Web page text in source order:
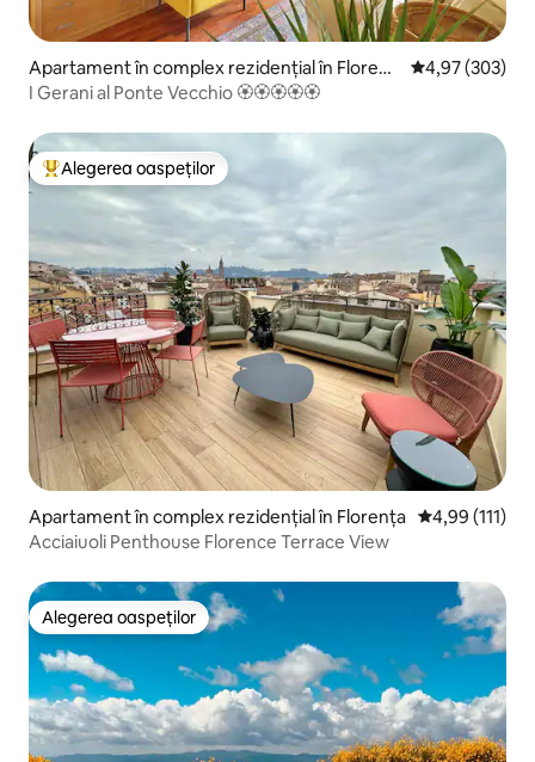
Apartament în complex rezidențial în Florenț
a
Scor mediu de
4,97 (303)
I Gerani al Ponte Vecchio 🏵🏵🏵🏵🏵
Locuință din topul categoriei Alegerea oaspeților
Alegerea oaspeților
Apartament în complex rezidențial în Florența Scor mediu
4,99 (111)
Acciaiuoli Penthouse Florence Terrace View
Alegerea oaspeților
Alegerea oaspeților